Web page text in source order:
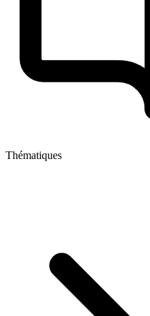
Thématiques